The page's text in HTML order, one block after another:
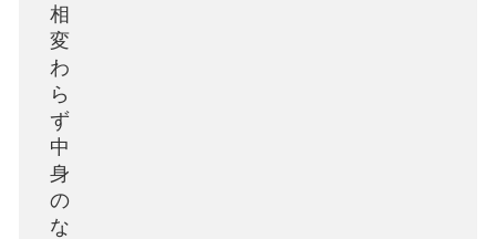
相
変
わ
ら
ず
中
身
の
な